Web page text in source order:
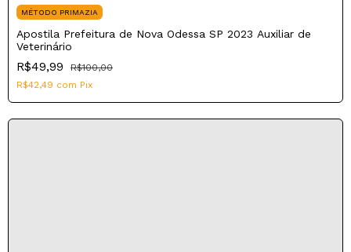
MÉTODO PRIMAZIA
Apostila Prefeitura de Nova Odessa SP 2023 Auxiliar de
Veterinário
R$49,99
R$100,00
R$42,49 com Pix